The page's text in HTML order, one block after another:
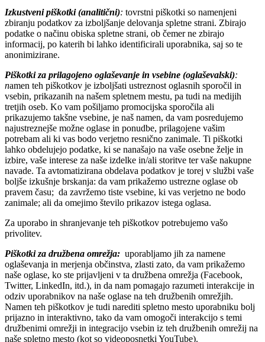
Izkustveni piškotki (analitični): tovrstni piškotki so namenjeni
zbiranju podatkov za izboljšanje delovanja spletne strani. Zbirajo
podatke o načinu obiska spletne strani, ob čemer ne zbirajo
informacij, po katerih bi lahko identificirali uporabnika, saj so te
anonimizirane.
Piškotki za prilagojeno oglaševanje in vsebine (oglaševalski):
namen teh piškotkov je izboljšati ustreznost oglasnih sporočil in
vsebin, prikazanih na našem spletnem mestu, pa tudi na medijih
tretjih oseb. Ko vam pošiljamo promocijska sporočila ali
prikazujemo takšne vsebine, je naš namen, da vam posredujemo
najustreznejše možne oglase in ponudbe, prilagojene vašim
potrebam ali ki vas bodo verjetno resnično zanimale. Ti piškotki
lahko obdelujejo podatke, ki se nanašajo na vaše osebne želje in
izbire, vaše interese za naše izdelke in/ali storitve ter vaše nakupne
navade. Ta avtomatizirana obdelava podatkov je torej v službi vaše
boljše izkušnje brskanja: da vam prikažemo ustrezne oglase ob
pravem času; da zavržemo tiste vsebine, ki vas verjetno ne bodo
zanimale; ali da omejimo število prikazov istega oglasa.
Za uporabo in shranjevanje teh piškotkov potrebujemo vašo
privolitev.
Piškotki za družbena omrežja: uporabljamo jih za namene
oglaševanja in merjenja občinstva, zlasti zato, da vam prikažemo
naše oglase, ko ste prijavljeni v ta družbena omrežja (Facebook,
Twitter, LinkedIn, itd.), in da nam pomagajo razumeti interakcije in
odziv uporabnikov na naše oglase na teh družbenih omrežjih.
Namen teh piškotkov je tudi narediti spletno mesto uporabniku bolj
prijazno in interaktivno, tako da vam omogoči interakcijo s temi
družbenimi omrežji in integracijo vsebin iz teh družbenih omrežij na
naše spletno mesto (kot so videoposnetki YouTube).